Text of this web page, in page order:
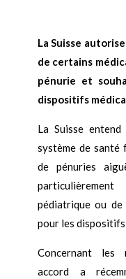
La Suisse
de certains
pénurie et
dispositifs
La Suisse
système de santé
de pénuries
pédiatrique ou de
pour les dispositifs
Concernant les
accord a